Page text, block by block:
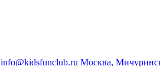
info@kidsfunclub.ru Москва,